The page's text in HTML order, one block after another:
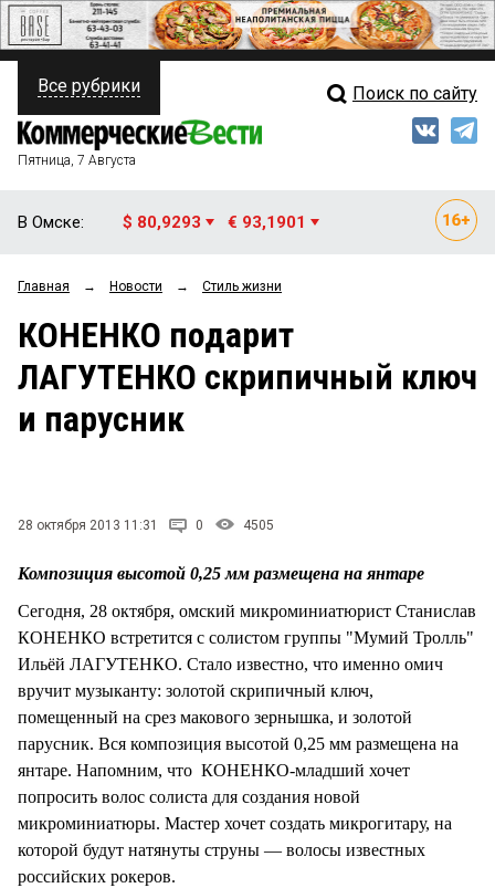
ПОЛИТИКА
ФИНАНСЫ
ОБЩЕСТВО
ЗАКОН
НОВОСТИ КОМПАНИЙ
Свежий выпуск
Блоги
Все рубрики Поиск по сайту
Пятница, 7 Августа
В Омске: $ 80,9293 € 93,1901
Главная → Новости → Стиль жизни
КОНЕНКО подарит
ЛАГУТЕНКО скрипичный ключ
и парусник
28 октября 2013 11:31 0 4505
Композиция высотой 0,25 мм размещена на янтаре
Сегодня, 28 октября, омский микроминиатюрист Станислав
КОНЕНКО встретится с солистом группы "Мумий Тролль"
Ильёй ЛАГУТЕНКО. Стало известно, что именно омич
вручит музыканту: золотой скрипичный ключ,
помещенный на срез макового зернышка, и золотой
парусник. Вся композиция высотой 0,25 мм размещена на
янтаре. Напомним, что КОНЕНКО-младший хочет
попросить волос солиста для создания новой
микроминиатюры. Мастер хочет создать микрогитару, на
которой будут натянуты струны — волосы известных
российских рокеров.